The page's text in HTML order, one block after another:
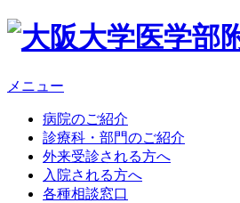
メニュー
病院のご紹介
診療科・部門のご紹介
外来受診される方へ
入院される方へ
各種相談窓口